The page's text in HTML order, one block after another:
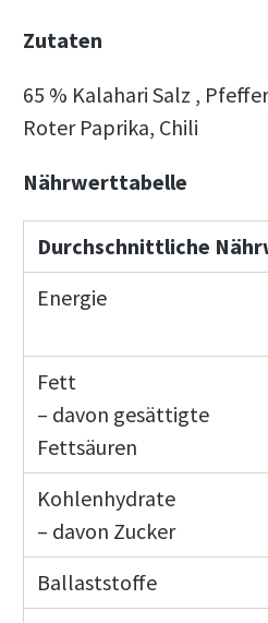
Zutaten
65 % Kalahari Salz ,
Roter Paprika, Chili
Nährwerttabelle
Durchschnittliche
Energie
Fett
– davon gesättigte
Fettsäuren
Kohlenhydrate
– davon Zucker
Ballaststoffe